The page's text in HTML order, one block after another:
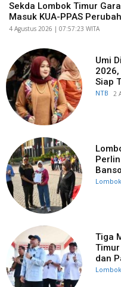
Sekda Lombok Timur
Masuk KUA-PPAS
​4 Agustus 2026 | 07:57:23 WITA
Umi
Siap
NTB ​2
Tiga
dan